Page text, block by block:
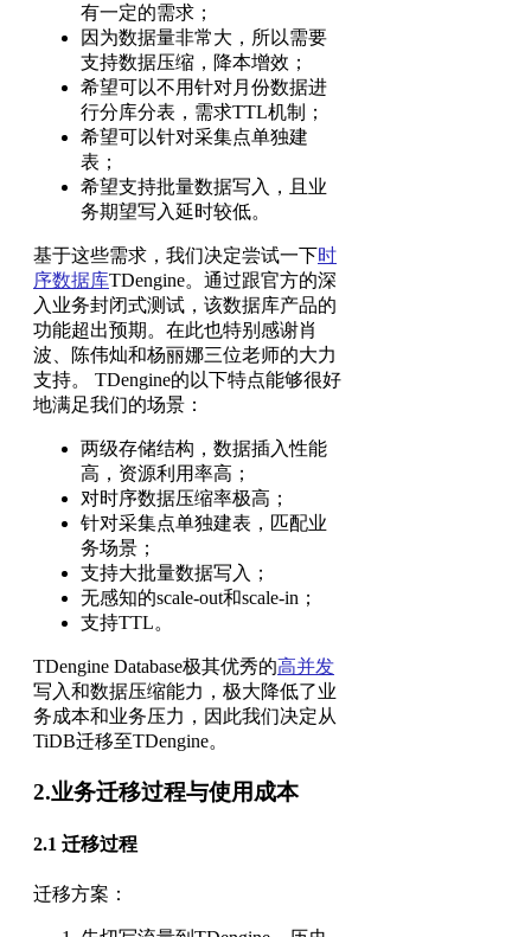
有一定的需求；
因为数据量非常大，所以需要
支持数据压缩，降本增效；
希望可以不用针对月份数据进
行分库分表，需求TTL机制；
希望可以针对采集点单独建
表；
希望支持批量数据写入，且业
务期望写入延时较低。
基于这些需求，我们决定尝试一下时
序数据库TDengine。通过跟官方的深
入业务封闭式测试，该数据库产品的
功能超出预期。在此也特别感谢肖
波、陈伟灿和杨丽娜三位老师的大力
支持。 TDengine的以下特点能够很好
地满足我们的场景：
两级存储结构，数据插入性能
高，资源利用率高；
对时序数据压缩率极高；
针对采集点单独建表，匹配业
务场景；
支持大批量数据写入；
无感知的scale-out和scale-in；
支持TTL。
TDengine Database极其优秀的高并发
写入和数据压缩能力，极大降低了业
务成本和业务压力，因此我们决定从
TiDB迁移至TDengine。
2.业务迁移过程与使用成本
2.1 迁移过程
迁移方案：